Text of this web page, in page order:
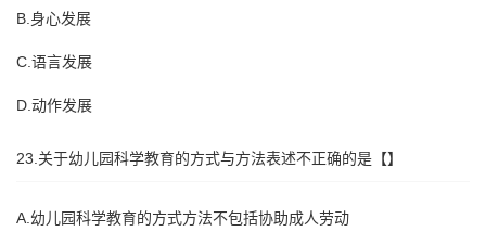
B.身心发展
C.语言发展
D.动作发展
23.关于幼儿园科学教育的方式与方法表述不正确的是【】
A.幼儿园科学教育的方式方法不包括协助成人劳动